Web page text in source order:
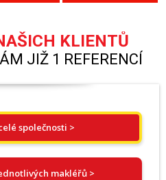
KLIENTŮ
JIŽ 1 REFERENCÍ
společnosti >
makléřů >